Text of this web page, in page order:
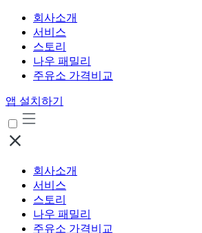
회사소개
서비스
스토리
나우 패밀리
주유소 가격비교
앱 설치하기
회사소개
서비스
스토리
나우 패밀리
주유소 가격비교